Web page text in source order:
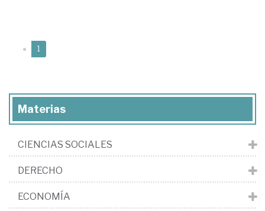
« 1
Materias
CIENCIAS SOCIALES
DERECHO
ECONOMÍA